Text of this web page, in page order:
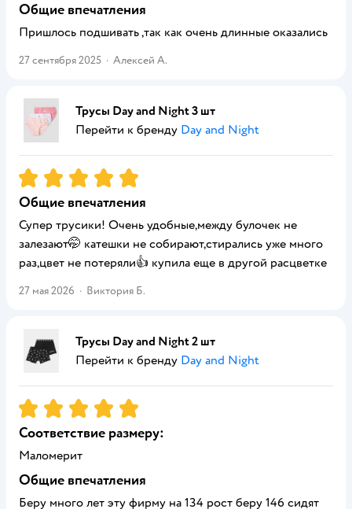
Общие впечатления
Пришлось подшивать ,так как очень длинные оказались
27 сентября 2025 · Алексей А.
Трусы Day and Night 3 шт
Перейти к бренду Day and Night
Рейтинг:5
Общие впечатления
Супер трусики! Очень удобные,между булочек не
залезают🤭 катешки не собирают,стирались уже много
раз,цвет не потеряли👍 купила еще в другой расцветке
27 мая 2026 · Виктория Б.
Трусы Day and Night 2 шт
Перейти к бренду Day and Night
Рейтинг:5
Соответствие размеру:
Маломерит
Общие впечатления
Беру много лет эту фирму на 134 рост беру 146 сидят